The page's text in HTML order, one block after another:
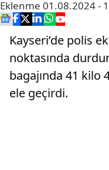
Eklenme 01.08.2024 -
Kayseri’de polis
noktasında
bagajında 41 kilo
ele geçirdi.